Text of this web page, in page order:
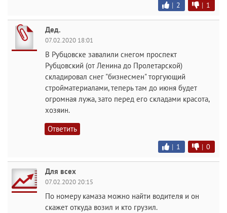
| 2 | 1
Дед.
07.02.2020 18:01
В Рубцовске завалили снегом проспект
Рубцовский (от Ленина до Пролетарской)
складировал снег "бизнесмен" торгующий
стройматериалами, теперь там до июня будет
огромная лужа, зато перед его складами красота,
хозяин.
Ответить
| 1 | 0
Для всех
07.02.2020 20:15
По номеру камаза можно найти водителя и он
скажет откуда возил и кто грузил.